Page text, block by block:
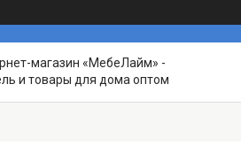
магазин «МебеЛайм» -
и товары для дома оптом